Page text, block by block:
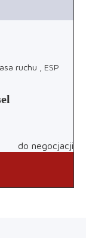
ruchu , ESP
do negocjacji